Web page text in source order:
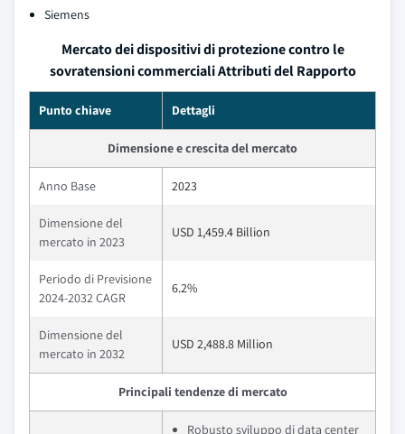
Siemens
Mercato dei dispositivi di protezione contro le
sovratensioni commerciali Attributi del Rapporto
Punto chiave Dettagli
Dimensione e crescita del mercato
Anno Base 2023
Dimensione del
mercato in 2023
USD 1,459.4 Billion
Periodo di Previsione
2024-2032 CAGR
6.2%
Dimensione del
mercato in 2032
USD 2,488.8 Million
Principali tendenze di mercato
Robusto sviluppo di data center